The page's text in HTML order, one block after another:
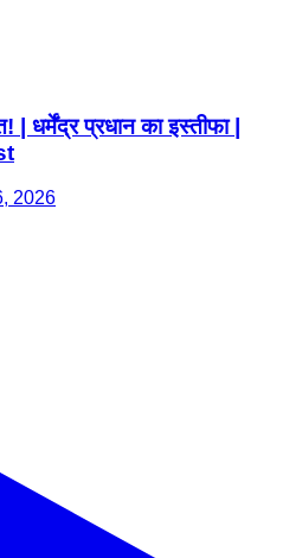
| धर्मेंद्र प्रधान का इस्तीफा |
2026